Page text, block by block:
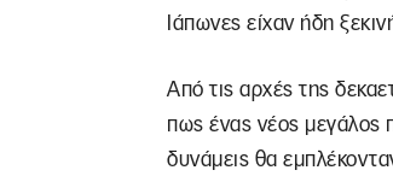
Ιάπωνες είχαν ήδη
Από τις αρχές της
πως ένας νέος μεγάλος
δυνάμεις θα